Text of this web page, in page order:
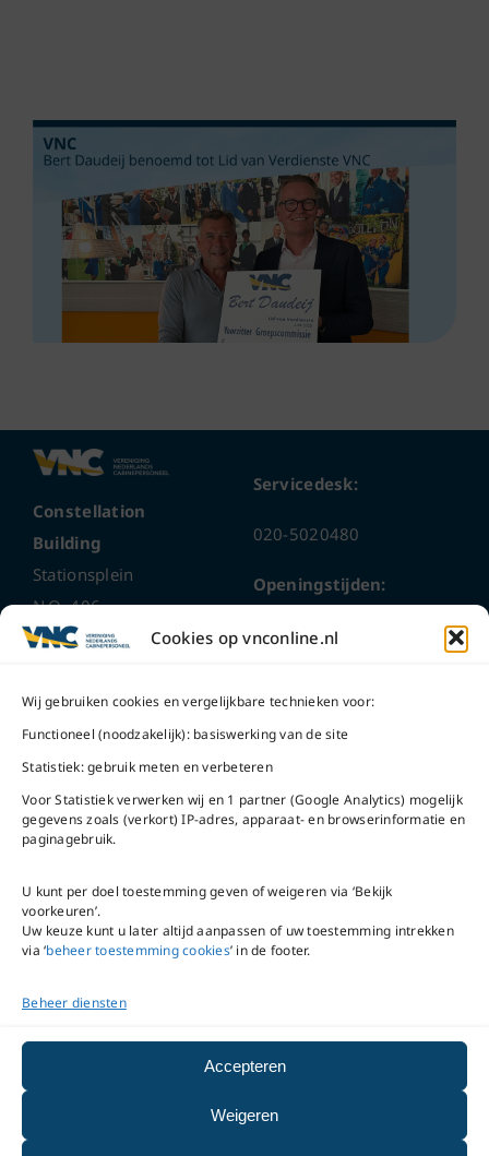
Cookies op vnconline.nl
Wij gebruiken cookies en vergelijkbare technieken voor:
Functioneel (noodzakelijk): basiswerking van de site
Statistiek: gebruik meten en verbeteren
Voor Statistiek verwerken wij en 1 partner (Google Analytics) mogelijk
gegevens zoals (verkort) IP-adres, apparaat- en browserinformatie en
paginagebruik.
U kunt per doel toestemming geven of weigeren via ‘Bekijk
voorkeuren’.
Uw keuze kunt u later altijd aanpassen of uw toestemming intrekken
via ‘beheer toestemming cookies’ in de footer.
Beheer diensten
Accepteren
Weigeren
Constellation
Building
Stationsplein
N.O. 406
1117 CL
Bel ons
Mail ons
Servicedesk:
020-5020480
Openingstijden:
ma t/m do
Na openingstijden
bereikbaar via
5020480
VNC Statuten
version
Copyright ©
beheer